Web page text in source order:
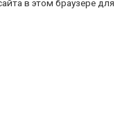
в этом браузере для